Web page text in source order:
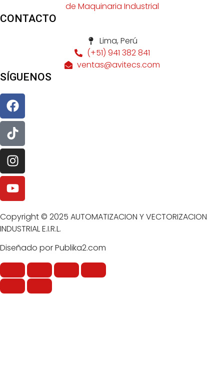
de Maquinaria Industrial
CONTACTO
Lima, Perú
(+51) 941 382 841
ventas@avitecs.com
SÍGUENOS
Copyright © 2025 AUTOMATIZACION Y VECTORIZACION
INDUSTRIAL E.I.R.L.
Diseñado por Publika2.com